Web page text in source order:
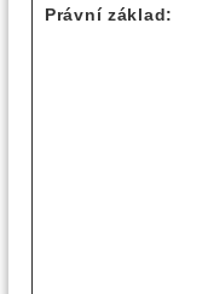
Právní základ: